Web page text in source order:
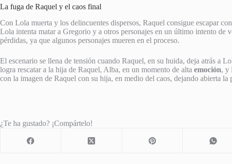
La fuga de Raquel y el caos final
Con Lola muerta y los delincuentes dispersos, Raquel consigue escapar
Lola intenta matar a Gregorio y a otros personajes en un último intento de
pérdidas, ya que algunos personajes mueren en el proceso.
El escenario se llena de tensión cuando Raquel, en su huida, deja atrás a
logra rescatar a la hija de Raquel, Alba, en un momento de alta emoción, y
con la imagen de Raquel con su hija, en medio del caos, dejando abierta
¿Te ha gustado? ¡Compártelo!